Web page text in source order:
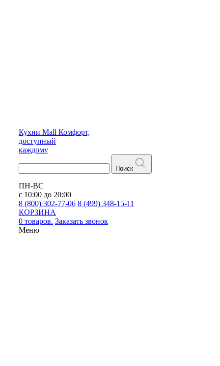
Кухни Mall Комфорт,
доступный
каждому
Поиск
ПН-ВС
с 10:00 до 20:00
8 (800) 302-77-06 8 (499) 348-15-11
КОРЗИНА
0 товаров. Заказать звонок
Меню